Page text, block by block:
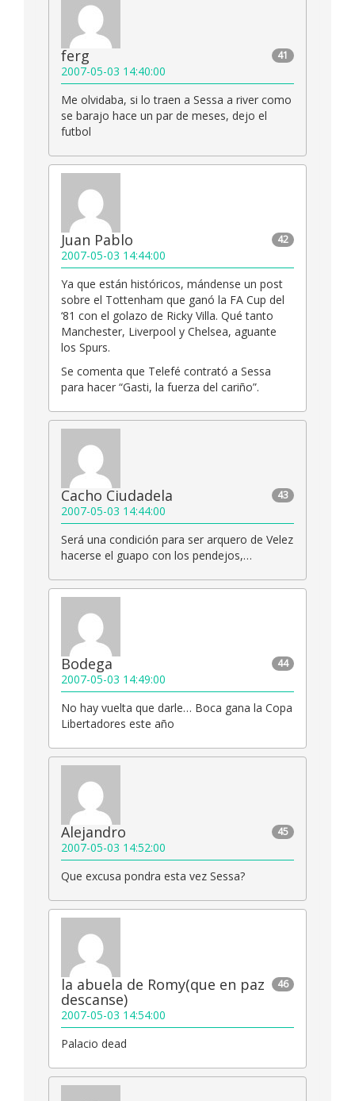
41
ferg
2007-05-03 14:40:00
Me olvidaba, si lo traen a Sessa a river como
se barajo hace un par de meses, dejo el
futbol
42
Juan Pablo
2007-05-03 14:44:00
Ya que están históricos, mándense un post
sobre el Tottenham que ganó la FA Cup del
‘81 con el golazo de Ricky Villa. Qué tanto
Manchester, Liverpool y Chelsea, aguante
los Spurs.
Se comenta que Telefé contrató a Sessa
para hacer “Gasti, la fuerza del cariño”.
43
Cacho Ciudadela
2007-05-03 14:44:00
Será una condición para ser arquero de Velez
hacerse el guapo con los pendejos,…
44
Bodega
2007-05-03 14:49:00
No hay vuelta que darle… Boca gana la Copa
Libertadores este año
45
Alejandro
2007-05-03 14:52:00
Que excusa pondra esta vez Sessa?
46
la abuela de Romy(que en paz
descanse)
2007-05-03 14:54:00
Palacio dead